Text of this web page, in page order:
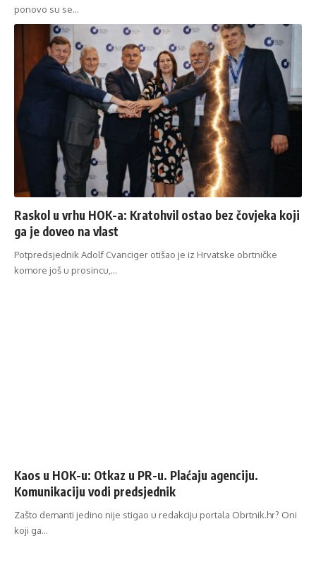
ponovo su se…
Raskol u vrhu HOK-a: Kratohvil ostao bez čovjeka koji
ga je doveo na vlast
Potpredsjednik Adolf Cvanciger otišao je iz Hrvatske obrtničke
komore još u prosincu,…
Kaos u HOK-u: Otkaz u PR-u. Plaćaju agenciju.
Komunikaciju vodi predsjednik
Zašto demanti jedino nije stigao u redakciju portala Obrtnik.hr? Oni
koji ga…